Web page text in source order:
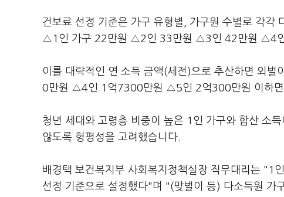
건보료 선정 기준은 가구 유형별, 가구원 수별로 각각
△1인 가구 22만원 △2인 33만원 △3인 42만원 △4
이를 대략적인 연 소득 금액(세전)으로 추산하면 외
0만원 △4인 1억7300만원 △5인 2억300만원 이하면
청년 세대와 고령층 비중이 높은 1인 가구와 합산 소
않도록 형평성을 고려했습니다.
배경택 보건복지부 사회복지정책실장 직무대리는 "1
선정 기준으로 설정했다"며 "(맞벌이 등) 다소득원 가